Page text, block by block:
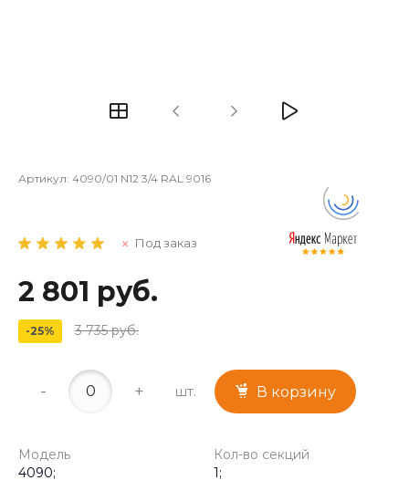
Артикул: 4090/01 N12 3/4 RAL 9016
Под заказ
2 801 руб.
-25% 3 735 руб.
- + шт. В корзину
Модель
4090;
Кол-во секций
1;